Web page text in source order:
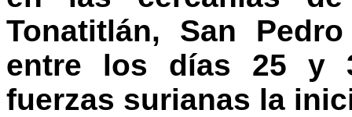
Tonatitlán, San
entre los días 25 y
fuerzas surianas la